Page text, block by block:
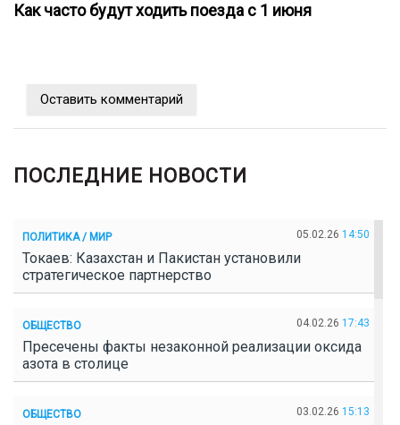
Как часто будут ходить поезда с 1 июня
Оставить комментарий
ПОСЛЕДНИЕ НОВОСТИ
ПОЛИТИКА / МИР 05.02.26 14:50
Токаев: Казахстан и Пакистан установили
стратегическое партнерство
ОБЩЕСТВО 04.02.26 17:43
Пресечены факты незаконной реализации оксида
азота в столице
ОБЩЕСТВО 03.02.26 15:13